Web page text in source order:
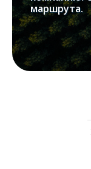
маршрута.